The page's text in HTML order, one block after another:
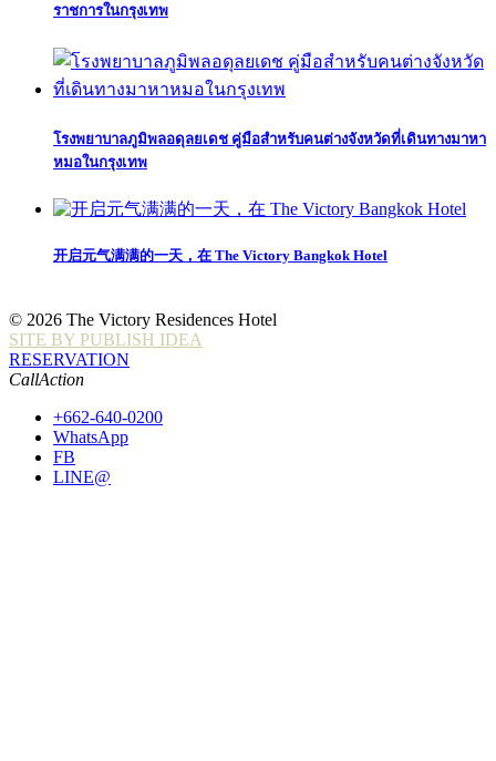
ราชการในกรุงเทพ
โรงพยาบาลภูมิพลอดุลยเดช คู่มือสำหรับคนต่างจังหวัดที่เดินทางมาหา
หมอในกรุงเทพ
开启元气满满的一天，在 The Victory Bangkok Hotel
© 2026 The Victory Residences Hotel
SITE BY PUBLISH IDEA
RESERVATION
CallAction
+662-640-0200
WhatsApp
FB
LINE@